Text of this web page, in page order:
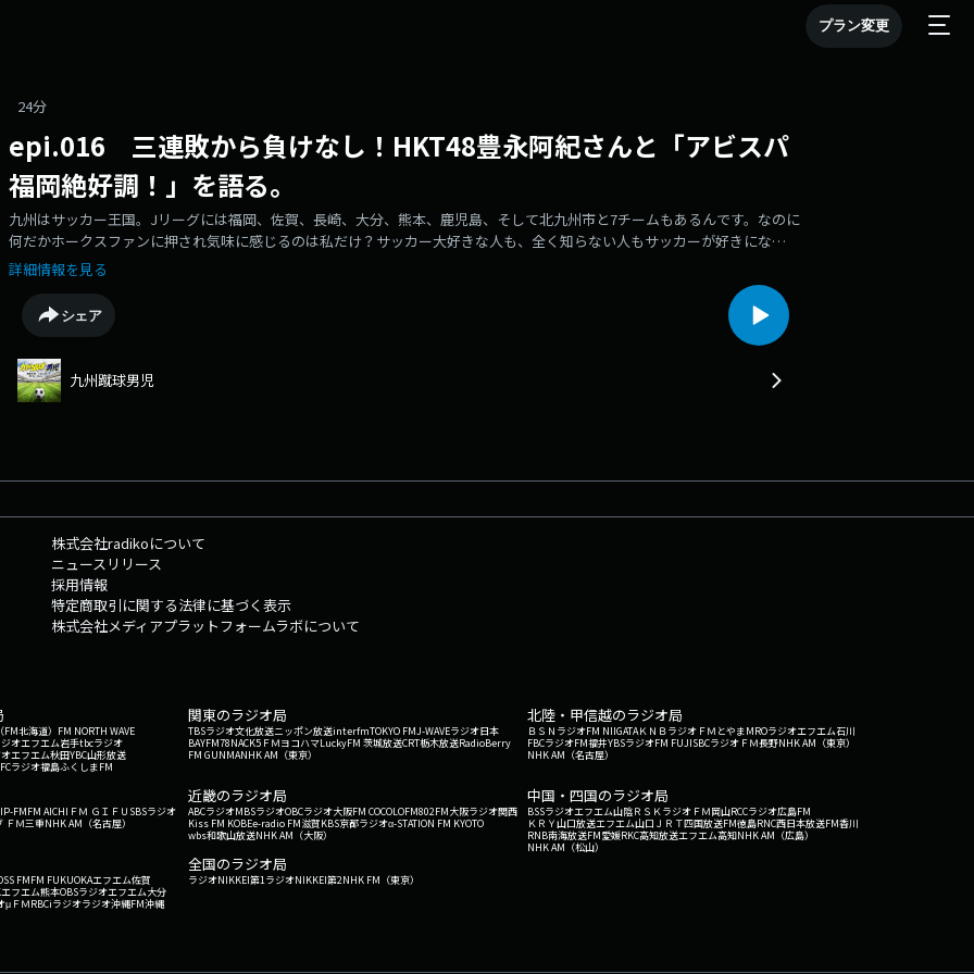
プラン変更
24分
epi.016 三連敗から負けなし！HKT48豊永阿紀さんと「アビスパ
福岡絶好調！」を語る。
九州はサッカー王国。Jリーグには福岡、佐賀、長崎、大分、熊本、鹿児島、そして北九州市と7チームもあるんです。なのに
何だかホークスファンに押され気味に感じるのは私だけ？サッカー大好きな人も、全く知らない人もサッカーが好きにな
る！？ そんな番組です。サッカーファン集まれ！番組へのメール募集中ksd@rkbr.jp出演：加納亨紀（ユッキー）SY-G（シュ
ージ）
詳細情報を見る
シェア
九州蹴球男児
株式会社radikoについて
ニュースリリース
採用情報
特定商取引に関する法律に基づく表示
株式会社メディアプラットフォームラボについて
北海道） FM NORTH WAVE
オエフエム岩手tbcラジオ
エフエム秋田YBC山形放送
ラジオ福島ふくしまFM
関東のラジオ局
TBSラジオ文化放送ニッポン放送interfmTOKYO FMJ-WAVEラジオ日本
BAYFM78NACK5 ＦＭヨコハマLuckyFM 茨城放送CRT栃木放送RadioBerry
FM GUNMANHK AM（東京）
北陸・甲信越のラジオ局
ＢＳＮラジオFM NIIGATAＫＮＢラジオ ＦＭとやまMROラジオエフエム石川
FBCラジオFM福井YBSラジオFM FUJISBCラジオ ＦＭ長野NHK AM（東京）
NHK AM（名古屋）
FMFM AICHI ＦＭ ＧＩＦＵ SBSラジオ
ＦＭ三重NHK AM（名古屋）
近畿のラジオ局
ABCラジオMBSラジオOBCラジオ大阪FM COCOLOFM802FM大阪ラジオ関西
Kiss FM KOBEe-radio FM滋賀KBS京都ラジオα-STATION FM KYOTO
wbs和歌山放送NHK AM（大阪）
中国・四国のラジオ局
BSSラジオエフエム山陰ＲＳＫラジオ ＦＭ岡山RCCラジオ広島FM
ＫＲＹ山口放送エフエム山口 ＪＲＴ四国放送FM徳島RNC西日本放送FM香川
RNB南海放送FM愛媛RKC高知放送エフエム高知NHK AM（広島）
NHK AM（松山）
FMFM FUKUOKAエフエム佐賀
フエム熊本OBSラジオエフエム大分
μＦＭRBCiラジオラジオ沖縄FM沖縄
全国のラジオ局
ラジオNIKKEI第1ラジオNIKKEI第2NHK FM（東京）